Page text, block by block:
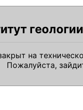
на
Пожалуйста,